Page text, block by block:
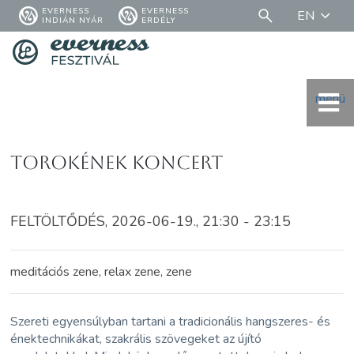
EVERNESS
INDIÁN NYÁR
EVERNESS
ERDÉLY
EN
menü
Torokének koncert
FELTÖLTŐDÉS, 2026-06-19., 21:30 - 23:15
meditációs zene, relax zene, zene
Szereti egyensúlyban tartani a tradicionális hangszeres- és
énektechnikákat, szakrális szövegeket az újító